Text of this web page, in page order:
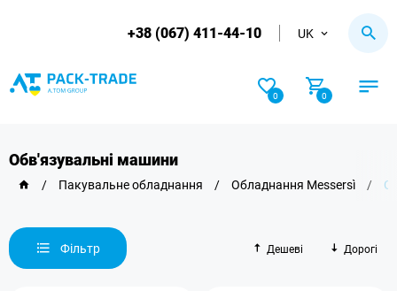
+38 (067) 411-44-10 UK
0 0
Обв'язувальні машини
/ Пакувальне обладнання / Обладнання Messersì /
Фільтр Дешеві Дорогі